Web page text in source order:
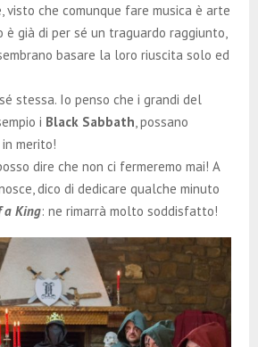
visto che comunque fare musica è arte
è già di per sé un traguardo raggiunto,
basare la loro riuscita solo ed
stessa. Io penso che i grandi del
i Black Sabbath , possano
merito!
dire che non ci fermeremo mai! A
dico di dedicare qualche minuto
a King: ne rimarrà molto soddisfatto!